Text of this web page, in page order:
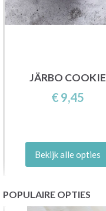
JÄRBO COOKIE
€ 9,45
Bekijk alle opties
POPULAIRE OPTIES